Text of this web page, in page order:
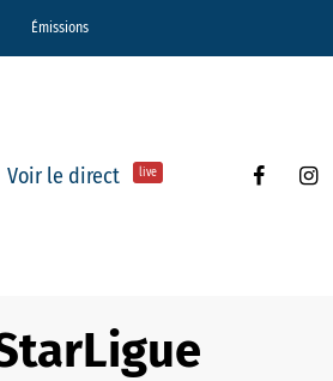
Émissions
Voir le direct live